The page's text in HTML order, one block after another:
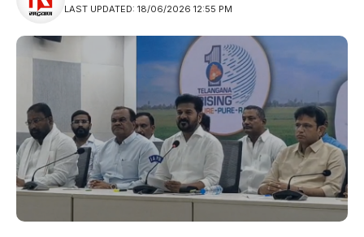
LAST UPDATED: 18/06/2026 12:55 PM